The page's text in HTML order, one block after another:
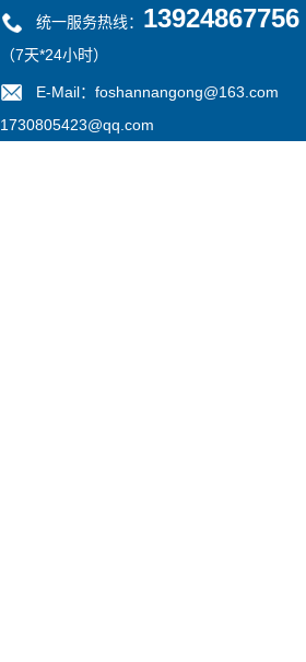
统一服务热线： 13924867756
（7天*24小时）
E-Mail：foshannangong@163.com
1730805423@qq.com